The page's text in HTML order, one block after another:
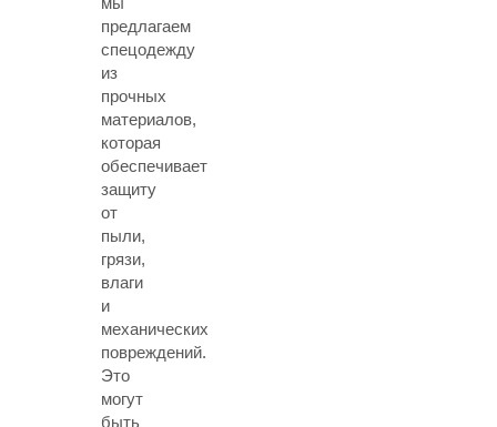
предлагаем
спецодежду
из
прочных
материалов,
которая
обеспечивает
защиту
от
пыли,
грязи,
влаги
и
механических
повреждений.
Это
могут
быть